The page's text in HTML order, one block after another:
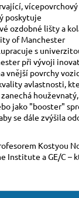
poskytuje
lišty a
of Manchester
s
při vývoji
vnější povrchy
avlastnosti,
jako "booster"
se dále zvýšila
Kostyou
Institute a GE/C